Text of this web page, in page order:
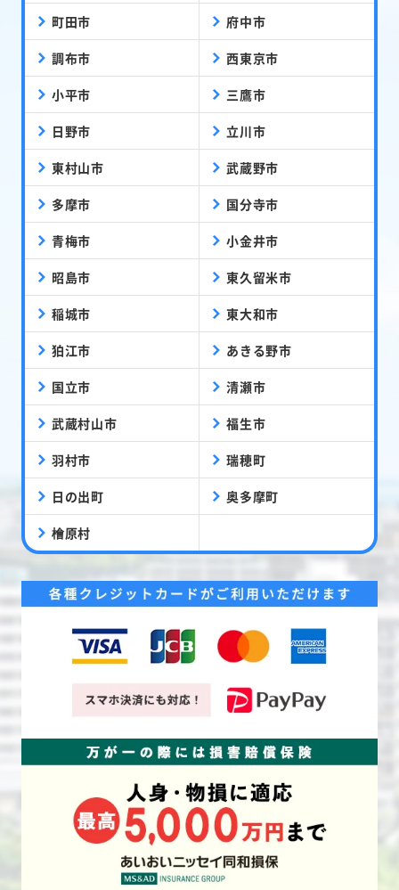
町田市 府中市
調布市 西東京市
小平市 三鷹市
日野市 立川市
東村山市 武蔵野市
多摩市 国分寺市
青梅市 小金井市
昭島市 東久留米市
稲城市 東大和市
狛江市 あきる野市
国立市 清瀬市
武蔵村山市 福生市
羽村市 瑞穂町
日の出町 奥多摩町
檜原村